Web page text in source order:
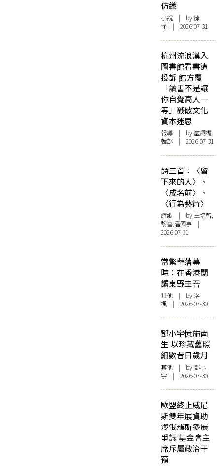
仿織
小說 | by 悇
愉 | 2026-07-31
杭州流浪漢入
圖書館看書遭
投訴 館方覆
「讀書不是讓
你自覺高人一
等」戳破文化
資本迷思
報導 | by 虛詞編
輯部 | 2026-07-31
詩三首：〈留
下來的人〉、
〈成名前〉、
〈行為藝術〉
詩歌 | by 王培智,
黎喜,潘國亨 |
2026-07-31
當繁華落幕
時：在香港閱
讀東野圭吾
其他 | by洛
楓 | 2026-07-30
鄧小宇憶施南
生 以珍藏舊照
細數昔日歲月
其他 | by 鄧小
宇 | 2026-07-30
歐盟終止威尼
斯雙年展資助
涉俄羅斯參展
爭議 基金會主
席斥屬政治干
預